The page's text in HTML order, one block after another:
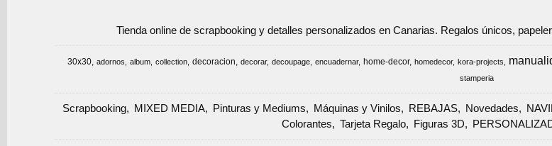
Tienda online de scrapbooking y detalles personalizados en Canarias. Regalos únicos,
30x30 adornos album collection decoracion decorar decoupage encuadernar home-decor homedecor kora-projects
stamperia
Scrapbooking MIXED MEDIA Pinturas y Mediums Máquinas y Vinilos REBAJAS Novedades
Colorantes
Tarjeta Regalo Figuras 3D